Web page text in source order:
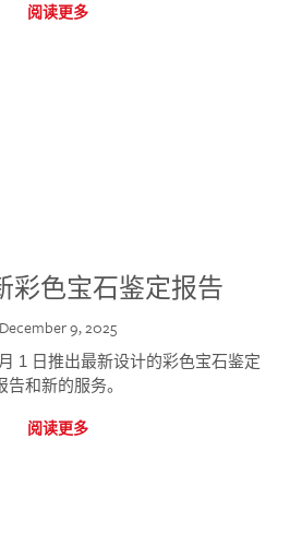
阅读更多
彩色宝石鉴定报告
December 9, 2025
1 日推出最新设计的彩色宝石鉴定
告和新的服务。
阅读更多